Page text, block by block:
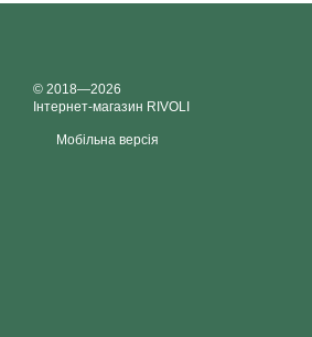
© 2018—2026
Інтернет-магазин RIVOLI
Мобільна версія